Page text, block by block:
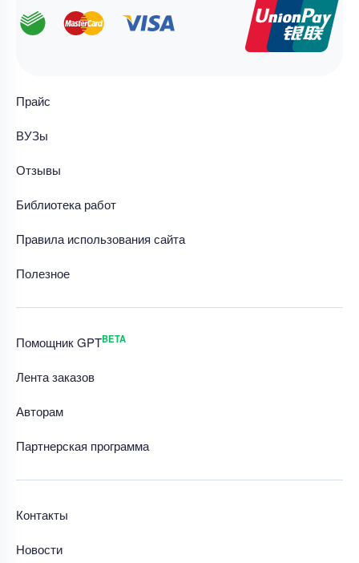
Прайс
ВУЗы
Отзывы
Библиотека работ
Правила использования сайта
Полезное
Помощник GPTBETA
Лента заказов
Авторам
Партнерская программа
Контакты
Новости